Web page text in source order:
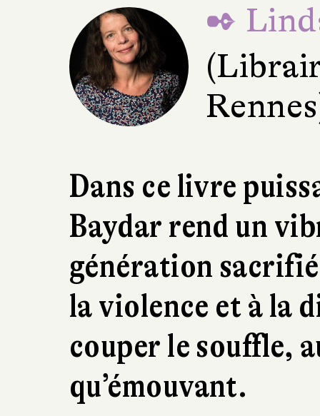
✒
Dans ce livre
Baydar rend un
génération
la violence et à la
couper le souffle,
qu’émouvant.